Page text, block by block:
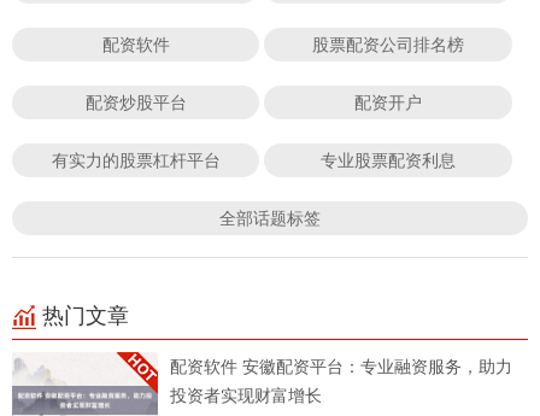
配资软件 股票配资公司排名榜
配资炒股平台 配资开户
有实力的股票杠杆平台 专业股票配资利息
全部话题标签
热门文章
配资软件 安徽配资平台：专业融资服务，助力
投资者实现财富增长